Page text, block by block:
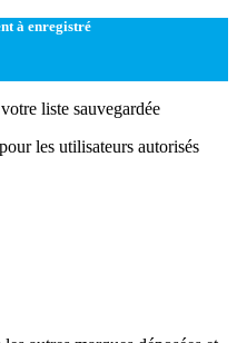
à enregistré
liste sauvegardée
les utilisateurs autorisés